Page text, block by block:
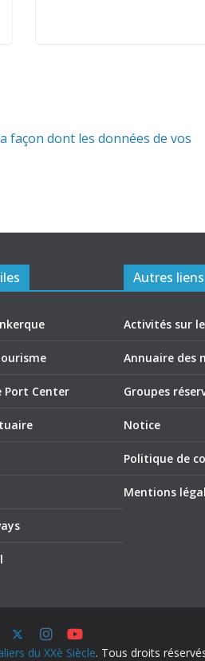
façon dont les données de vos
Port Center
Autres liens
Activités sur
Annuaire des
Groupes
Notice
Politique de
Mentions
du XXè Siècle. Tous droits